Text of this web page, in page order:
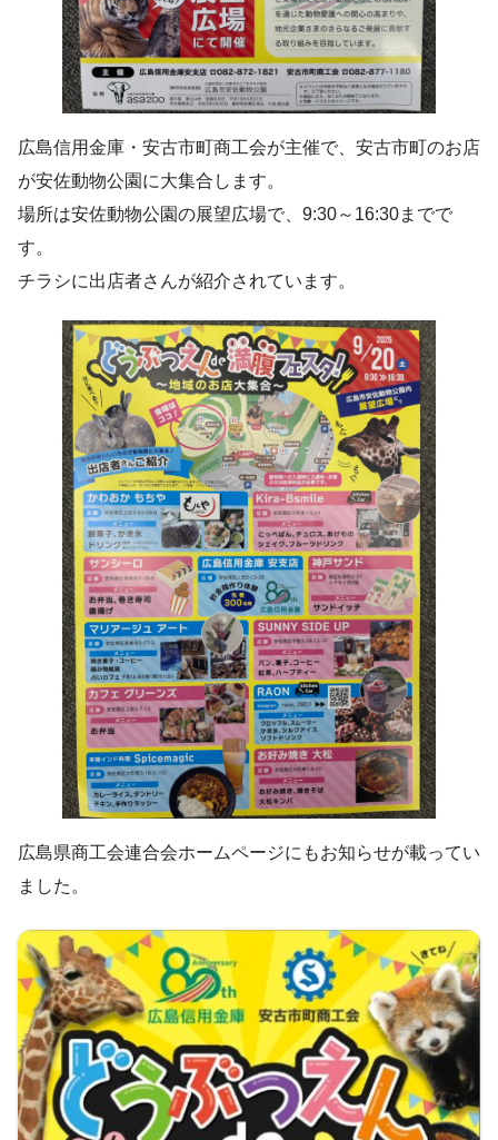
広島信用金庫・安古市町商工会が主催で、安古市町のお店
が安佐動物公園に大集合します。
場所は安佐動物公園の展望広場で、9:30～16:30までで
す。
チラシに出店者さんが紹介されています。
広島県商工会連合会ホームページにもお知らせが載ってい
ました。